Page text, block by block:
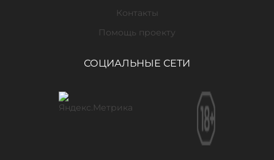
Контакты
Помощь проекту
СОЦИАЛЬНЫЕ СЕТИ